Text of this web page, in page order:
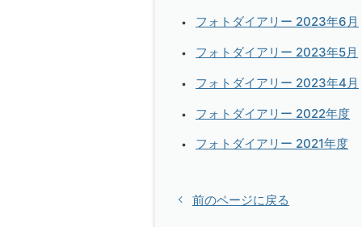
フォトダイアリー 2023年6月
フォトダイアリー 2023年5月
フォトダイアリー 2023年4月
フォトダイアリー 2022年度
フォトダイアリー 2021年度
前のページに戻る